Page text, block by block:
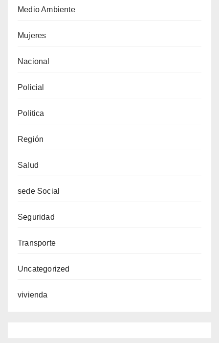
Medio Ambiente
Mujeres
Nacional
Policial
Politica
Región
Salud
sede Social
Seguridad
Transporte
Uncategorized
vivienda